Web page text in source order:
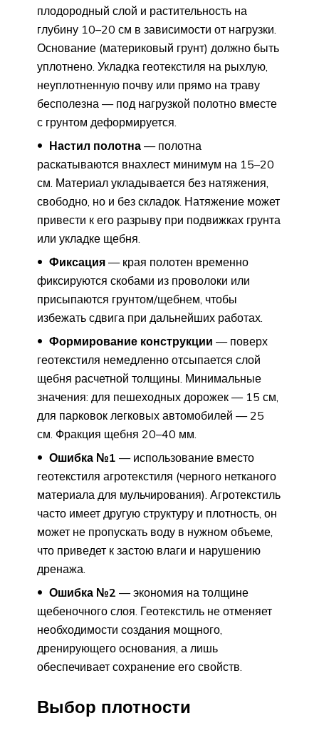
плодородный слой и растительность на
глубину 10–20 см в зависимости от нагрузки.
Основание (материковый грунт) должно быть
уплотнено. Укладка геотекстиля на рыхлую,
неуплотненную почву или прямо на траву
бесполезна — под нагрузкой полотно вместе
с грунтом деформируется.
Настил полотна — полотна
раскатываются внахлест минимум на 15–20
см. Материал укладывается без натяжения,
свободно, но и без складок. Натяжение может
привести к его разрыву при подвижках грунта
или укладке щебня.
Фиксация — края полотен временно
фиксируются скобами из проволоки или
присыпаются грунтом/щебнем, чтобы
избежать сдвига при дальнейших работах.
Формирование конструкции — поверх
геотекстиля немедленно отсыпается слой
щебня расчетной толщины. Минимальные
значения: для пешеходных дорожек — 15 см,
для парковок легковых автомобилей — 25
см. Фракция щебня 20–40 мм.
Ошибка №1 — использование вместо
геотекстиля агротекстиля (черного нетканого
материала для мульчирования). Агротекстиль
часто имеет другую структуру и плотность, он
может не пропускать воду в нужном объеме,
что приведет к застою влаги и нарушению
дренажа.
Ошибка №2 — экономия на толщине
щебеночного слоя. Геотекстиль не отменяет
необходимости создания мощного,
дренирующего основания, а лишь
обеспечивает сохранение его свойств.
Выбор плотности